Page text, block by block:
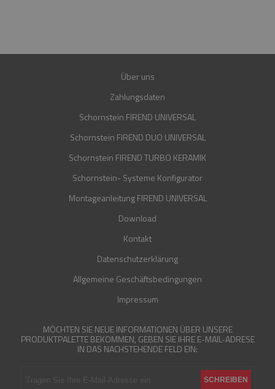
Über uns
Zahlungsdaten
Schornstein FIREND UNIVERSAL
Schornstein FIREND DUO UNIVERSAL
Schornstein FIREND TURBO KERAMIK
Schornstein- Systeme Konfigurator
Montageanleitung FIREND UNIVERSAL
Download
Kontakt
Datenschutzerklärung
Allgemeine Geschäftsbedingungen
Impressum
MÖCHTEN SIE NEUE INFORMATIONEN ÜBER UNSERE
PRODUKTPALETTE BEKOMMEN, GEBEN SIE IHRE E-MAIL-ADRESE
IN DAS NACHSTEHENDE FELD EIN: